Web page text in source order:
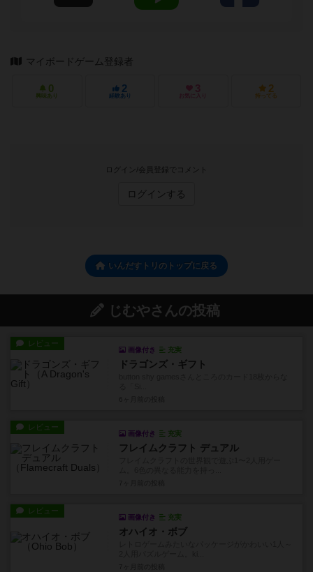
マイボードゲーム登録者
0
興味あり
2
経験あり
3
お気に入り
2
持ってる
ログイン/会員登録でコメント
ログインする
いんだすトリのトップに戻る
じむやさんの投稿
レビュー
画像付き 充実
ドラゴンズ・ギフト
レビュー
画像付き 充実
フレイムクラフト デュアル
レビュー
画像付き 充実
オハイオ・ボブ